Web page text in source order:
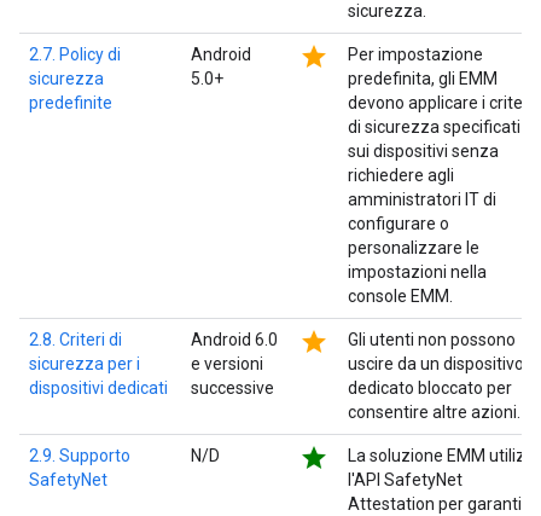
sicurezza.
2.7. Policy di
sicurezza
predefinite
Android
5.0+
star
Per impostazione
predefinita, gli EMM
devono applicare i criteri
di sicurezza specificati
sui dispositivi senza
richiedere agli
amministratori IT di
configurare o
personalizzare le
impostazioni nella
console EMM.
2.8. Criteri di
sicurezza per i
dispositivi dedicati
Android 6.0
e versioni
successive
star
Gli utenti non possono
uscire da un dispositivo
dedicato bloccato per
consentire altre azioni.
2.9. Supporto
SafetyNet
N/D star
La soluzione EMM
l'API SafetyNet
Attestation per garantire